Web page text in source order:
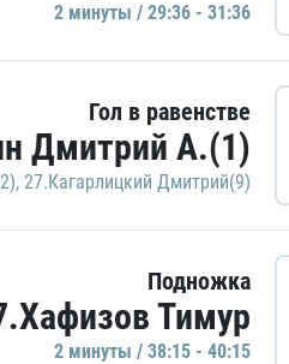
2 минуты / 29:36 - 31:36
Гол в равенстве
Дмитрий А.(1)
, 27.Кагарлицкий Дмитрий(9)
Подножка
Тимур
2 минуты / 38:15 - 40:15